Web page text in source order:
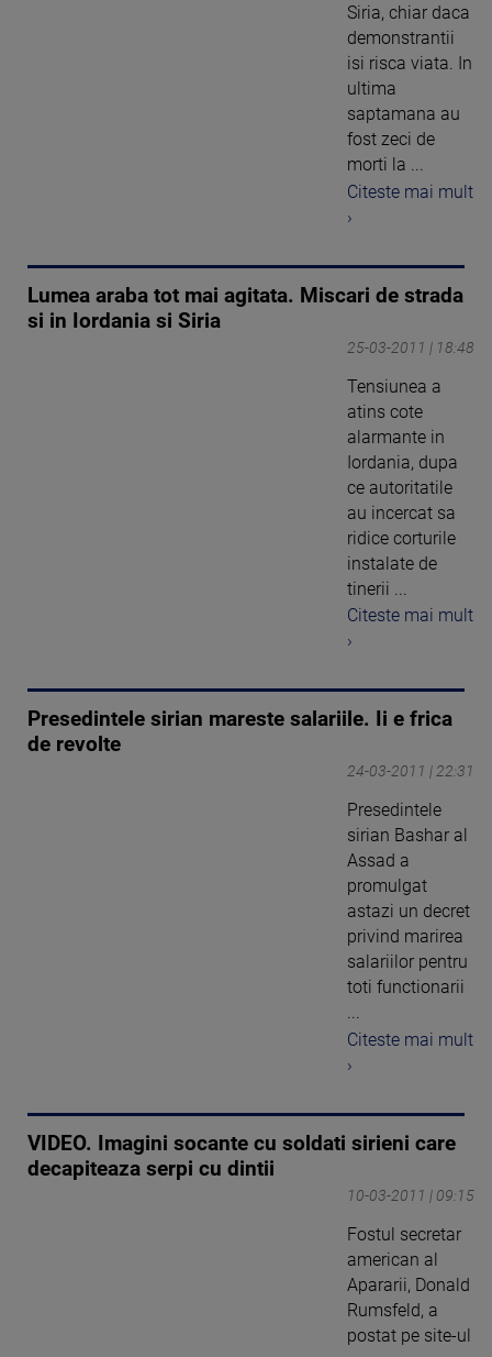
Siria, chiar daca
demonstrantii
isi risca viata. In
ultima
saptamana au
fost zeci de
morti la ...
Citeste mai mult
›
Lumea araba tot mai agitata. Miscari de strada
si in Iordania si Siria
25-03-2011 | 18:48
Tensiunea a
atins cote
alarmante in
Iordania, dupa
ce autoritatile
au incercat sa
ridice corturile
instalate de
tinerii ...
Citeste mai mult
›
Presedintele sirian mareste salariile. Ii e frica
de revolte
24-03-2011 | 22:31
Presedintele
sirian Bashar al
Assad a
promulgat
astazi un decret
privind marirea
salariilor pentru
toti functionarii
...
Citeste mai mult
›
VIDEO. Imagini socante cu soldati sirieni care
decapiteaza serpi cu dintii
10-03-2011 | 09:15
Fostul secretar
american al
Apararii, Donald
Rumsfeld, a
postat pe site-ul